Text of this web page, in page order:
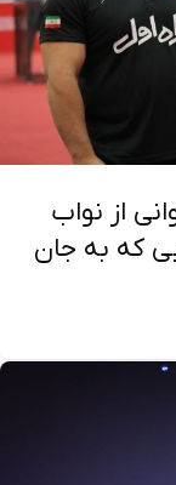
از نواب
که به جان